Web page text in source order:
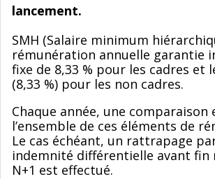
lancement.
SMH (Salaire minimum
rémunération annuelle garantie
fixe de 8,33 % pour les cadres et
(8,33 %) pour les non cadres.
Chaque année, une
l’ensemble de ces éléments de
Le cas échéant, un rattrapage
indemnité différentielle avant fin
N+1 est effectué.